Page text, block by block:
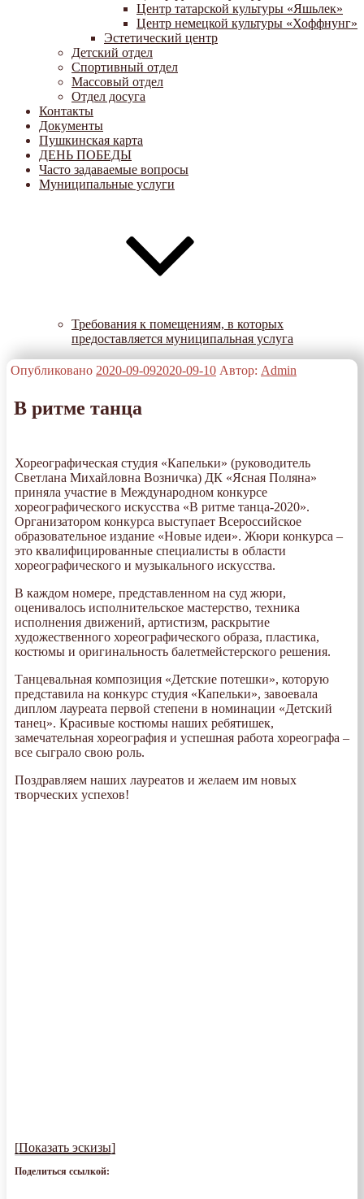
Центр татарской культуры «Яшьлек»
Центр немецкой культуры «Хоффнунг»
Эстетический центр
Детский отдел
Спортивный отдел
Массовый отдел
Отдел досуга
Контакты
Документы
Пушкинская карта
ДЕНЬ ПОБЕДЫ
Часто задаваемые вопросы
Муниципальные услуги
Требования к помещениям, в которых
предоставляется муниципальная услуга
Опубликовано 2020-09-092020-09-10 Автор: Admin
В ритме танца
Хореографическая студия «Капельки» (руководитель
Светлана Михайловна Возничка) ДК «Ясная Поляна»
приняла участие в Международном конкурсе
хореографического искусства «В ритме танца-2020».
Организатором конкурса выступает Всероссийское
образовательное издание «Новые идеи». Жюри конкурса –
это квалифицированные специалисты в области
хореографического и музыкального искусства.
В каждом номере, представленном на суд жюри,
оценивалось исполнительское мастерство, техника
исполнения движений, артистизм, раскрытие
художественного хореографического образа, пластика,
костюмы и оригинальность балетмейстерского решения.
Танцевальная композиция «Детские потешки», которую
представила на конкурс студия «Капельки», завоевала
диплом лауреата первой степени в номинации «Детский
танец». Красивые костюмы наших ребятишек,
замечательная хореография и успешная работа хореографа –
все сыграло свою роль.
Поздравляем наших лауреатов и желаем им новых
творческих успехов!
[Показать эскизы]
Поделиться ссылкой: